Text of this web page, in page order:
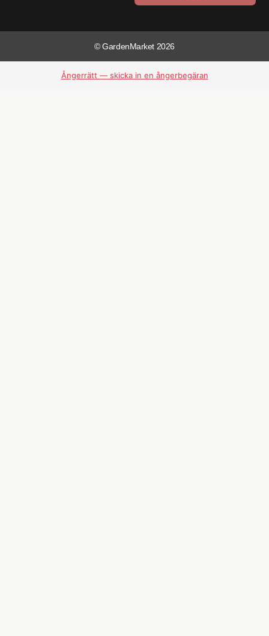
© GardenMarket 2026
Ångerrätt — skicka in en ångerbegäran